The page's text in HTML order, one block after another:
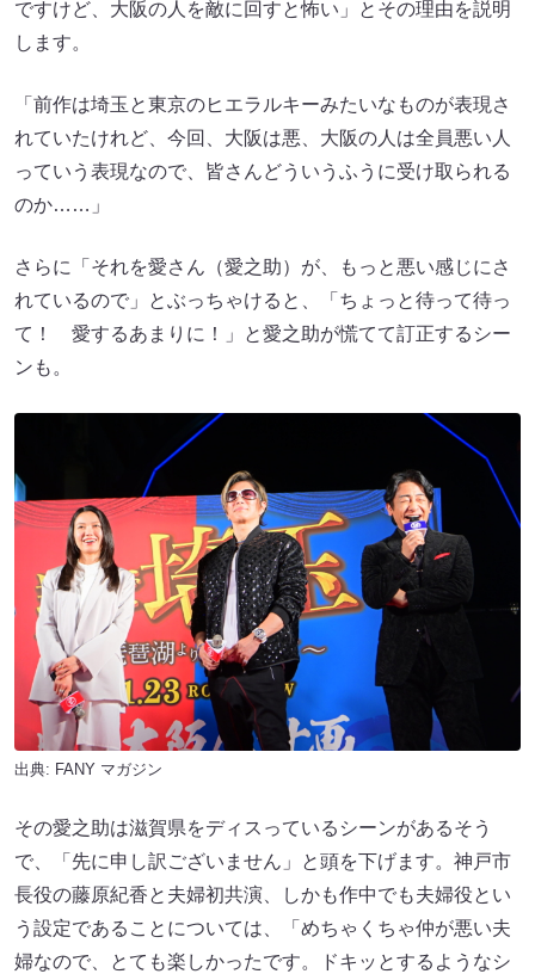
ですけど、大阪の人を敵に回すと怖い」とその理由を説明
します。
「前作は埼玉と東京のヒエラルキーみたいなものが表現さ
れていたけれど、今回、大阪は悪、大阪の人は全員悪い人
っていう表現なので、皆さんどういうふうに受け取られる
のか……」
さらに「それを愛さん（愛之助）が、もっと悪い感じにさ
れているので」とぶっちゃけると、「ちょっと待って待っ
て！ 愛するあまりに！」と愛之助が慌てて訂正するシー
ンも。
出典: FANY マガジン
その愛之助は滋賀県をディスっているシーンがあるそう
で、「先に申し訳ございません」と頭を下げます。神戸市
長役の藤原紀香と夫婦初共演、しかも作中でも夫婦役とい
う設定であることについては、「めちゃくちゃ仲が悪い夫
婦なので、とても楽しかったです。ドキッとするようなシ